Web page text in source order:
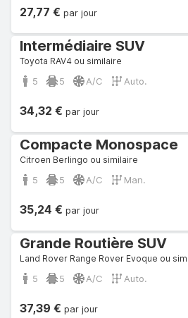
27,77 € par jour
Intermédiaire SUV
Toyota RAV4 ou similaire
5 5 A/C Auto.
34,32 € par jour
Compacte Monospace
Citroen Berlingo ou similaire
5 5 A/C Man.
35,24 € par jour
Grande Routière SUV
Land Rover Range Rover Evoque ou
5 5 A/C Auto.
37,39 € par jour